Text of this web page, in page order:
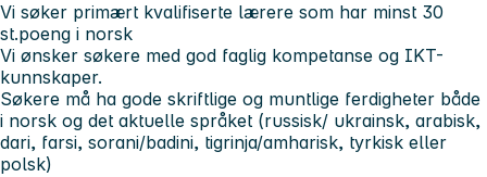
Vi søker primært kvalifiserte lærere som har minst 30
st.poeng i norsk
Vi ønsker søkere med god faglig kompetanse og IKT-
kunnskaper.
Søkere må ha gode skriftlige og muntlige ferdigheter både
i norsk og det aktuelle språket (russisk/ ukrainsk, arabisk,
dari, farsi, sorani/badini, tigrinja/amharisk, tyrkisk eller
polsk)